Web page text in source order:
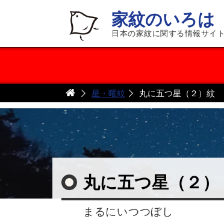
家紋のいろは
日本の家紋に関する情報サイト
星・曜紋 丸に五つ星（２）紋
丸に五つ星（２）
まるにいつつぼし